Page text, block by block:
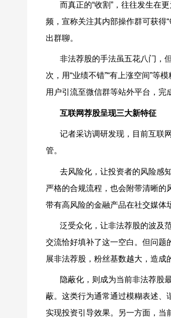
而真正的“收割” ，往往发生在
频，宣称关注其内部操作群可获得“
出群聊。
非法荐股的手法虽五花八门，
次，用“业绩不错”“有上涨空间”等模
用户引流至微信群等站外平台，完
互联网荐股呈现三大新特征
记者采访调研发现，目前互联
管。
去风险化，让投资者的风险感
严格的合规流程，也会附带清晰的
带有高风险的金融产品在社交媒体
泛受众化，让非法荐股的波及
交流恰好填补了这一空白。但问题
展非法荐股，粉丝基数越大，造成
隐蔽化，则成为当前非法荐股
蔽。这类行为通常通过模糊表述、
实现投资引导效果。
另一方面，当